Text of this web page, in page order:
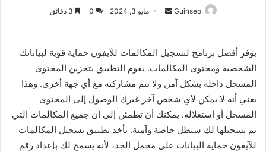
Guinseo
أرسلمايو 3, 2024 0
يوفر أفضل برنامج لتسجيل المكالمات للآيفون حماية قوية لبياناتك
الشخصية ومحتوى المكالمات. يقوم التطبيق بتخزين المحتوى
المسجل داخله بشكل آمن ولا تتم مشاركته مع أي جهة أخرى. وهذا
يعني أنه لا يمكن لأي شخص آخر غيرك الوصول إلى المحتوى
المسجل أو استغلاله. يمكنك أن تطمئن إلى أن جميع المكالمات التي
تم تسجيلها لك ستظل خاصة وآمنة. يأخذ تطبيق تسجيل المكالمات
للآيفون حماية البيانات على محمل الجد، لأنه يسمح لك بإعداد رقم